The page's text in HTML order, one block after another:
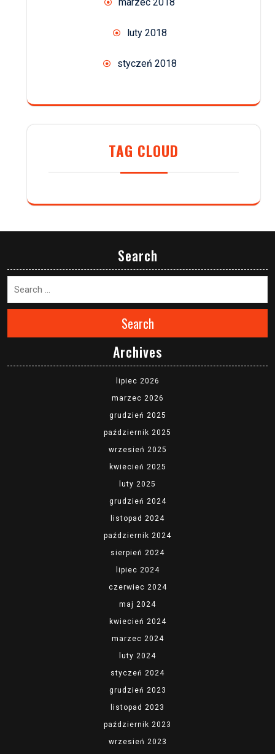
luty 2018
styczeń 2018
TAG CLOUD
Search
Search
Archives
lipiec 2026
marzec 2026
grudzień 2025
październik 2025
wrzesień 2025
kwiecień 2025
luty 2025
grudzień 2024
listopad 2024
październik 2024
sierpień 2024
lipiec 2024
czerwiec 2024
maj 2024
kwiecień 2024
marzec 2024
luty 2024
styczeń 2024
grudzień 2023
listopad 2023
październik 2023
wrzesień 2023